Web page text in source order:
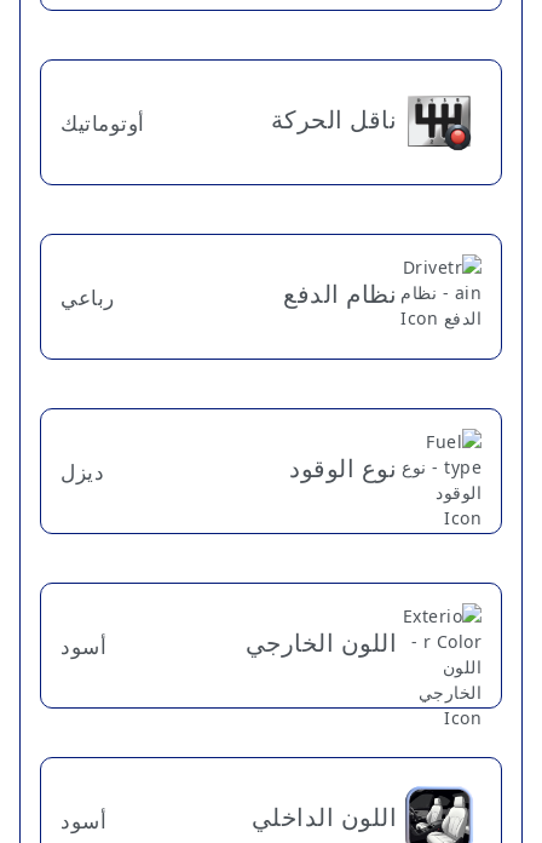
ناقل الحركة أوتوماتيك
نظام الدفع رباعي
نوع الوقود ديزل
اللون الخارجي أسود
اللون الداخلي أسود